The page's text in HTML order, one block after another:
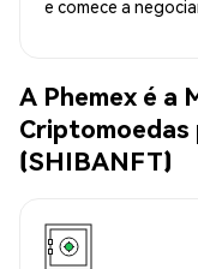
e comece a
A Phemex é a
Criptomoedas
(SHIBANFT)